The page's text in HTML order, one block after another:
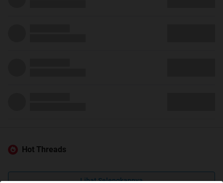
Hot Threads
Lihat Selengkapnya